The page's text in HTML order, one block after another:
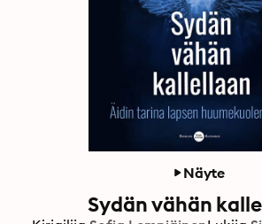
Näyte
Sydän vähän